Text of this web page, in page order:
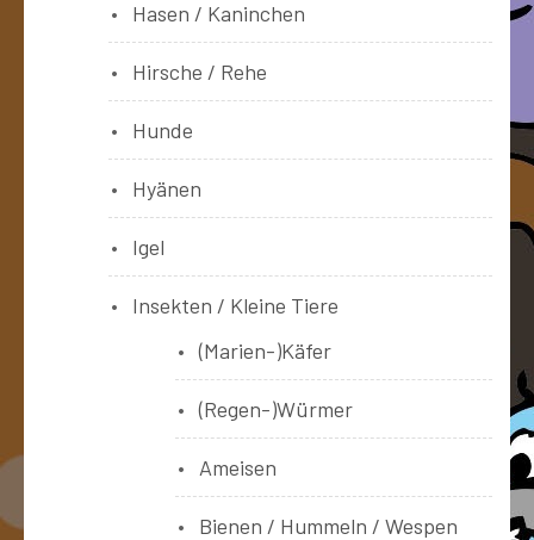
Hasen / Kaninchen
Hirsche / Rehe
Hunde
Hyänen
Igel
Insekten / Kleine Tiere
(Marien-)Käfer
(Regen-)Würmer
Ameisen
Bienen / Hummeln / Wespen